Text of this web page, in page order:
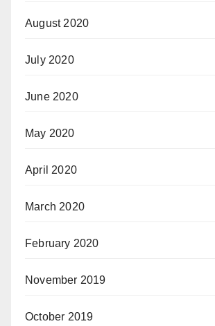
August 2020
July 2020
June 2020
May 2020
April 2020
March 2020
February 2020
November 2019
October 2019